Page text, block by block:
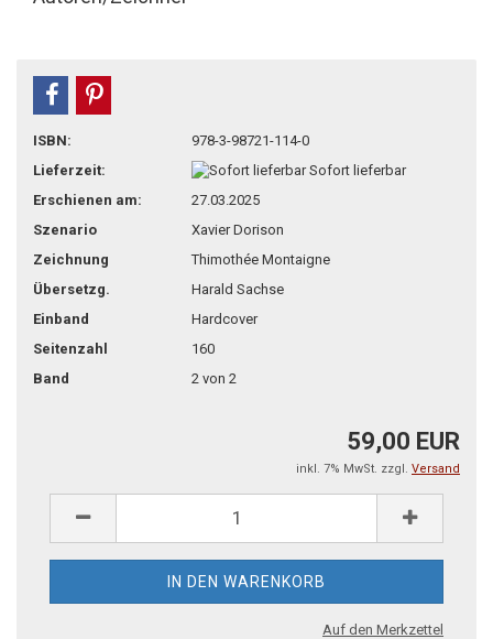
teilen
ISBN:
978-3-98721-114-0
Lieferzeit:
Sofort lieferbar
Erschienen am:
27.03.2025
Szenario
Xavier Dorison
Zeichnung
Thimothée Montaigne
Übersetzg.
Harald Sachse
Einband
Hardcover
Seitenzahl
160
Band
2 von 2
59,00 EUR
inkl. 7% MwSt. zzgl. Versand
Auf den Merkzettel